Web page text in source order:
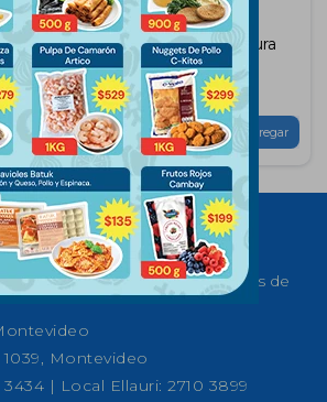
y
Ravioles de Verdura
Batuk 750Grs
$ 122 $ 145
- +
ayuda?
08:30 a 21:00 horas y Domingos de
Montevideo
| Local Ellauri: 2710 3899